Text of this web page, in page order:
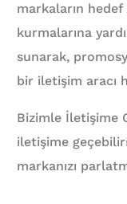
markaların
kurmalarına
sunarak,
bir iletişim aracı
Bizimle İletişime
iletişime
markanızı